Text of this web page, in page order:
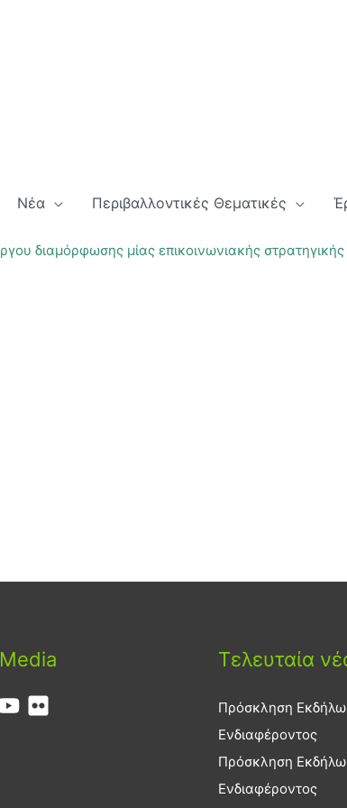
Νέα Περιβαλλοντικές Θεματικές
διαμόρφωσης μίας επικοινωνιακής στρατηγικής
Τελευταία
Πρόσκληση
Ενδιαφέροντος
Πρόσκληση
Ενδιαφέροντος